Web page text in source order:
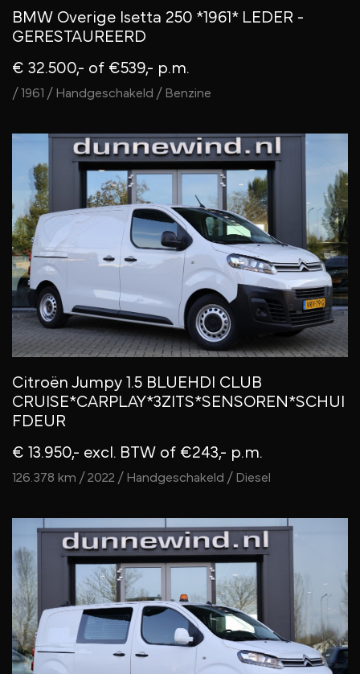
BMW Overige Isetta 250 *1961* LEDER -
GERESTAUREERD
€ 32.500,- of €539,- p.m.
/ 1961 / Handgeschakeld / Benzine
Citroën Jumpy 1.5 BLUEHDI CLUB
CRUISE*CARPLAY*3ZITS*SENSOREN*SCHUI
FDEUR
€ 13.950,- excl. BTW of €243,- p.m.
126.378 km / 2022 / Handgeschakeld / Diesel